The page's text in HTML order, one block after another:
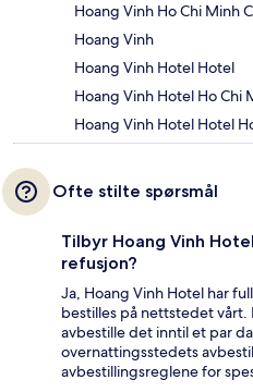
Hoang Vinh Ho Chi Minh
Hoang Vinh
Hoang Vinh Hotel Hotel
Hoang Vinh Hotel Ho Chi
Hoang Vinh Hotel Hotel
Ofte stilte spørsmål
Tilbyr Hoang Vinh
refusjon?
Ja, Hoang Vinh Hotel har
bestilles på nettstedet vårt.
avbestille det inntil et par
overnattingsstedets
avbestillingsreglene for